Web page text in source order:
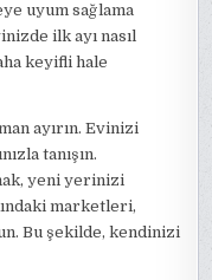
uyum sağlama
ilk ayı nasıl
keyifli hale
ayırın. Evinizi
tanışın.
yeni yerinizi
marketleri,
Bu şekilde, kendinizi